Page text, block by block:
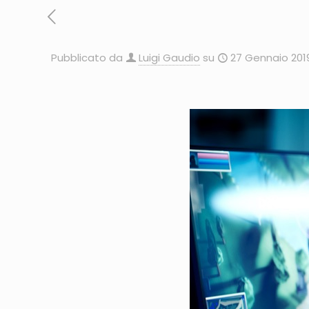
Pubblicato da Luigi Gaudio su 27 Gennaio